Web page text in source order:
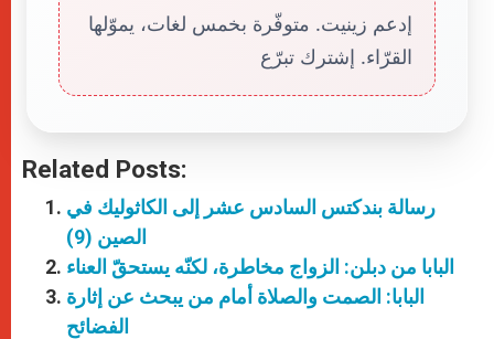
إدعم زينيت. متوفّرة بخمس لغات، يموّلها
القرّاء. إشترك تبرّع
Related Posts:
رسالة بندكتس السادس عشر إلى الكاثوليك في
الصين (9)
البابا من دبلن: الزواج مخاطرة، لكنّه يستحقّ العناء
البابا: الصمت والصلاة أمام من يبحث عن إثارة
الفضائح